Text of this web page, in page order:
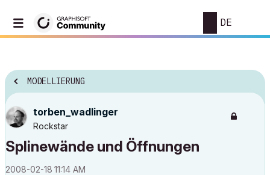
DE
MODELLIERUNG
torben_wadlinger
Rockstar
Splinewände und Öffnungen
‎2008-02-18 11:14 AM